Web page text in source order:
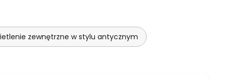
zewnętrzne w stylu antycznym